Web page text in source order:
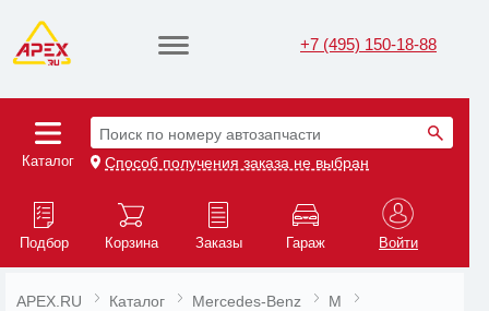
+7 (495) 150-18-88
Каталог
Поиск по номеру автозапчасти
Способ получения заказа не выбран
Подбор Корзина Заказы Гараж Войти
APEX.RU Каталог Mercedes-Benz
M